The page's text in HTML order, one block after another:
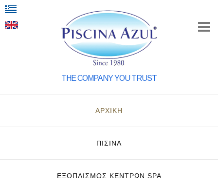
THE COMPANY YOU TRUST
ΑΡΧΙΚΗ
ΠΙΣΙΝΑ
ΕΞΟΠΛΙΣΜΌΣ ΚΈΝΤΡΩΝ SPA